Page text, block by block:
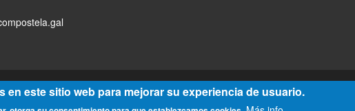
© Cersia Todos los datos reservados
en este sitio web para mejorar su experiencia de usuario.